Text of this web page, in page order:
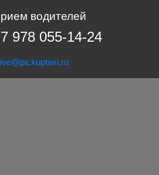
водителей
978 055-14-24